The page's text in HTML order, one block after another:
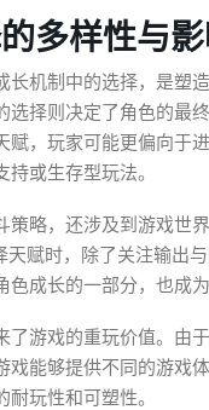
多样性与
长机制中的选择，是塑
选择则决定了角色的最
赋，玩家可能更偏向于
或生存型玩法。
策略，还涉及到游戏世
天赋时，除了关注输出
色成长的一部分，也成
了游戏的重玩价值。由
戏能够提供不同的游戏
玩性和可塑性。